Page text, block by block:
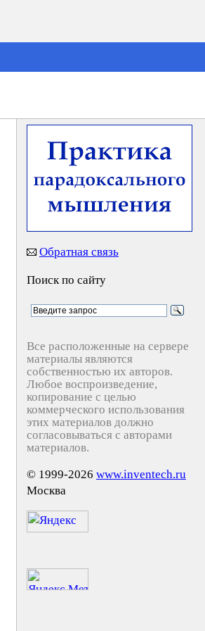
Обратная связь
Поиск по сайту
Все расположенные на сервере
материалы являются
собственностью их авторов.
Любое воспроизведение,
копирование с целью
коммерческого использования
этих материалов должно
согласовываться с авторами
материалов.
© 1999-2026 www.inventech.ru
Москва